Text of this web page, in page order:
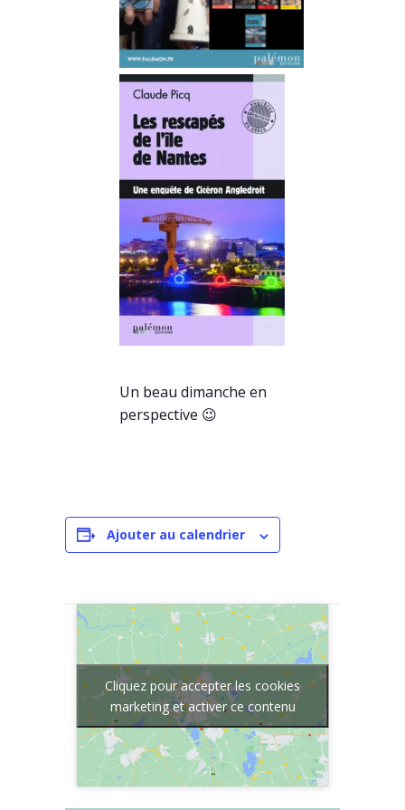
Un beau dimanche en
perspective 😉
Ajouter au calendrier
Cliquez pour accepter les cookies
marketing et activer ce contenu